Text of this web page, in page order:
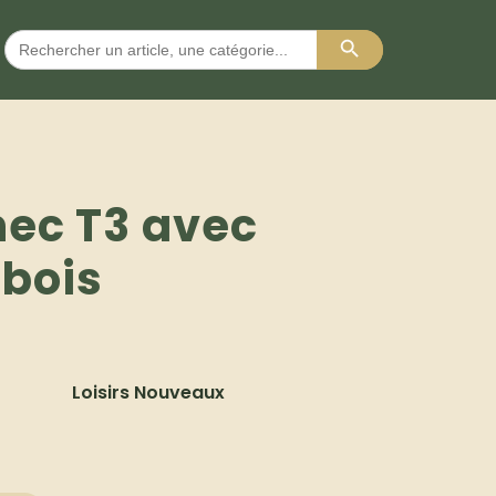
Search
for:
Search Button
T3 avec
Loisirs Nouveaux